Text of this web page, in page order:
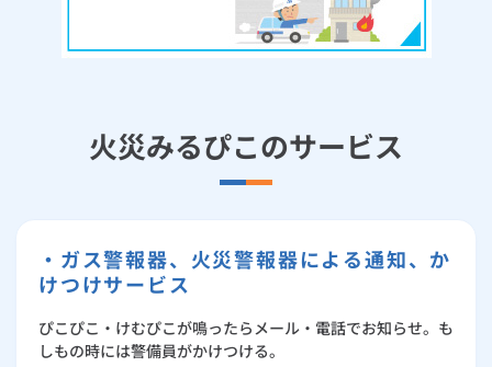
お手続きから使用開始までの流れ
インターネットのお申込み
レンジフード
食器洗い乾燥機
ガス温水床暖房「ヌック」
取替用ガスコンセント
ガスコード
ガス栓の増設 プラスライン
エネファーム
太陽光発電
蓄電池
スマイルーフ
警報器・消火器
ぴこぴこ・スマぴこ・けむぴこ
消火器
お近くのガスのお店
ほっ得定額
住ミカタ・リフォーム
住ミカタ・サービス
みるぴこ
便利・おトク
FitDish
めちゃとクーポン
プリゼロ
関西おでかけ納税
お問い合わせ
お引越しの手続き
業務用・産業用のお客さま 企業情報
よくあるご質問火災みるぴこのサービス
・ガス警報器、火災警報器による通知、か
けつけサービス
ぴこぴこ・けむぴこが鳴ったらメール・電話でお知らせ。も
しもの時には警備員がかけつける。